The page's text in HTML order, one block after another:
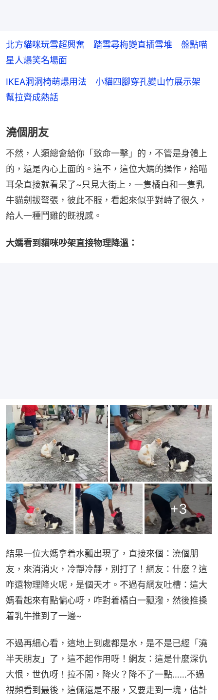
北方貓咪玩雪超興奮 踏雪尋梅變直插雪堆 盤點喵
星人爆笑名場面
IKEA洞洞椅萌爆用法 小貓四腳穿孔變山竹展示架
幫拉齊成熱話
澆個朋友
不然，人類總會給你「致命一擊」的，不管是身體上
的，還是內心上面的。這不，這位大媽的操作，給喵
耳朵直接就看呆了~只見大街上，一隻橘白和一隻乳
牛貓劍拔弩張，彼此不服，看起來似乎對峙了很久，
給人一種鬥雞的既視感。
大媽看到貓咪吵架直接物理降溫：
+3
結果一位大媽拿着水瓢出現了，直接來個：澆個朋
友，來消消火，冷靜冷靜，別打了！網友：什麼？這
咋還物理降火呢，是個天才。不過有網友吐槽：這大
媽看起來有點偏心呀，咋對着橘白一瓢潑，然後推搡
着乳牛推到了一邊~
不過再細心看，這地上到處都是水，是不是已經「澆
半天朋友」了，這不起作用呀！網友：這是什麼深仇
大恨，世仇呀！拉不開，降火？降不了一點……不過
視頻看到最後，這倆還是不服，又要走到一塊，估計